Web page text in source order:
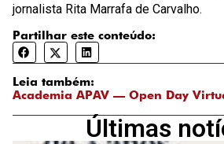
jornalista Rita Marrafa de Carvalho.
Partilhar este conteúdo:
Leia também:
Academia APAV — Open Day
Últimas